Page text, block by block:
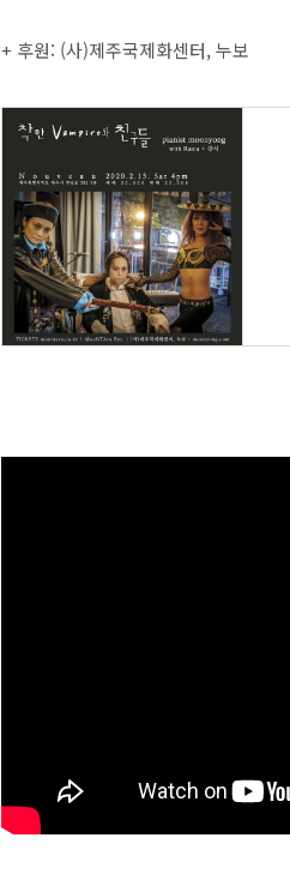
+ 후원: (사)제주국제화센터, 누보